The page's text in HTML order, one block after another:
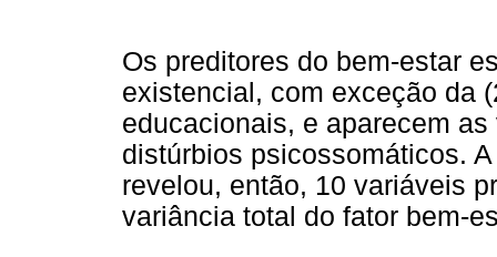
Os preditores do bem-estar
existencial, com exceção da
educacionais, e aparecem
distúrbios psicossomáticos.
revelou, então, 10 variáveis
variância total do fator bem-